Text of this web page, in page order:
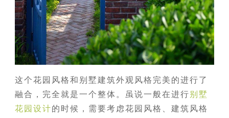
这个花园风格和别墅建筑外观风格完美的进行了
融合，完全就是一个整体。虽说一般在进行别墅
花园设计的时候，需要考虑花园风格、建筑风格